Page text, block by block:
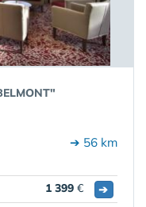
➔ 56 km
1 399 €
➔